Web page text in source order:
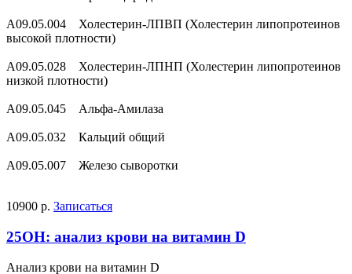
A09.05.004 Холестерин-ЛПВП (Холестерин липопротеинов
высокой плотности)
A09.05.028 Холестерин-ЛПНП (Холестерин липопротеинов
низкой плотности)
A09.05.045 Альфа-Амилаза
A09.05.032 Кальций общий
A09.05.007 Железо сыворотки
10900 р. Записаться
25­OH: анализ крови на витамин D
Анализ крови на витамин D